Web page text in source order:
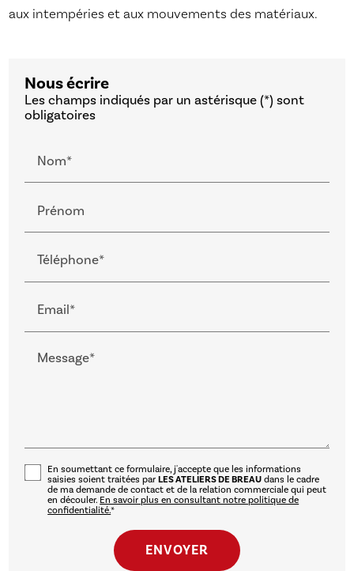
aux intempéries et aux mouvements des matériaux.
Nous écrire
Les champs indiqués par un astérisque (*) sont
obligatoires
Nom*
Prénom
Téléphone*
Email*
Message*
En soumettant ce formulaire, j'accepte que les informations
saisies soient traitées parLES ATELIERS DE BREAU dans le cadre
de ma demande de contact et de la relation commerciale qui peut
en découler. En savoir plus en consultant notre politique de
confidentialité.*